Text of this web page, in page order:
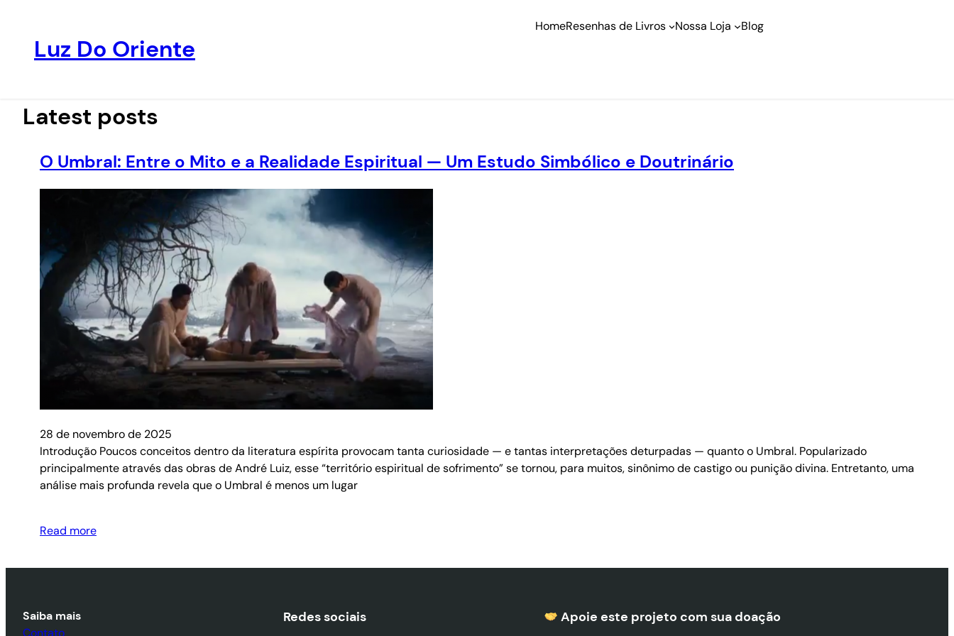
conteúdo
Luz Do Oriente
HomeResenhas de Livros Nossa Loja Blog
Latest posts
O Umbral: Entre o Mito e a Realidade Espiritual — Um Estudo Simbólico e Doutrinário
28 de novembro de 2025
Introdução Poucos conceitos dentro da literatura espírita provocam tanta curiosidade — e tantas interpretações deturpadas — quanto o Umbral. Popularizado
principalmente através das obras de André Luiz, esse “território espiritual de sofrimento” se tornou, para muitos, sinônimo de castigo ou punição divina. Entretanto, uma
análise mais profunda revela que o Umbral é menos um lugar
Read more
Saiba mais
Contato
Redes sociais Apoie este projeto com sua doação